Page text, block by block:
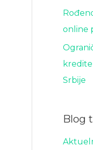
online
Srbije
Blog